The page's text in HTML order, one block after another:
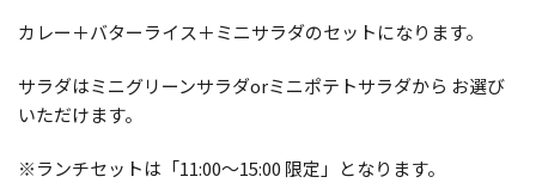
カレー＋バターライス＋ミニサラダのセットになります。
サラダはミニグリーンサラダorミニポテトサラダから お選び
いただけます。
※ランチセットは「11:00〜15:00 限定」となります。